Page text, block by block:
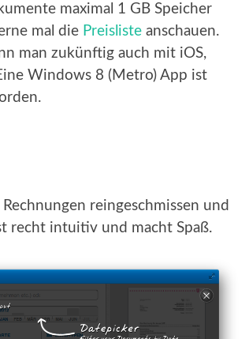
maximal 1 GB Speicher
mal die Preisliste anschauen.
man zukünftig auch mit iOS,
Windows 8 (Metro) App ist
Rechnungen reingeschmissen und
recht intuitiv und macht Spaß.